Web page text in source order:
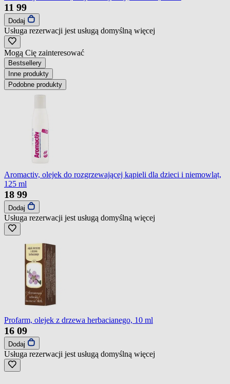
11 99
Dodaj
Usługa rezerwacji jest usługą domyślną więcej
Mogą Cię zainteresować
Bestsellery
Inne produkty
Podobne produkty
Aromactiv, olejek do rozgrzewającej kąpieli dla dzieci i niemowląt,
125 ml
18 99
Dodaj
Usługa rezerwacji jest usługą domyślną więcej
Profarm, olejek z drzewa herbacianego, 10 ml
16 09
Dodaj
Usługa rezerwacji jest usługą domyślną więcej